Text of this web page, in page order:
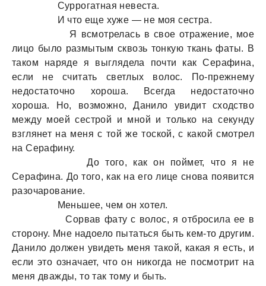
Суррогатная невеста.
И что еще хуже — не моя сестра.
Я всмотрелась в свое отражение, мое
лицо было размытым сквозь тонкую ткань фаты. В
таком наряде я выглядела почти как Серафина,
если не считать светлых волос. По-прежнему
недостаточно хороша. Всегда недостаточно
хороша. Но, возможно, Данило увидит сходство
между моей сестрой и мной и только на секунду
взглянет на меня с той же тоской, с какой смотрел
на Серафину.
До того, как он поймет, что я не
Серафина. До того, как на его лице снова появится
разочарование.
Меньшее, чем он хотел.
Сорвав фату с волос, я отбросила ее в
сторону. Мне надоело пытаться быть кем-то другим.
Данило должен увидеть меня такой, какая я есть, и
если это означает, что он никогда не посмотрит на
меня дважды, то так тому и быть.